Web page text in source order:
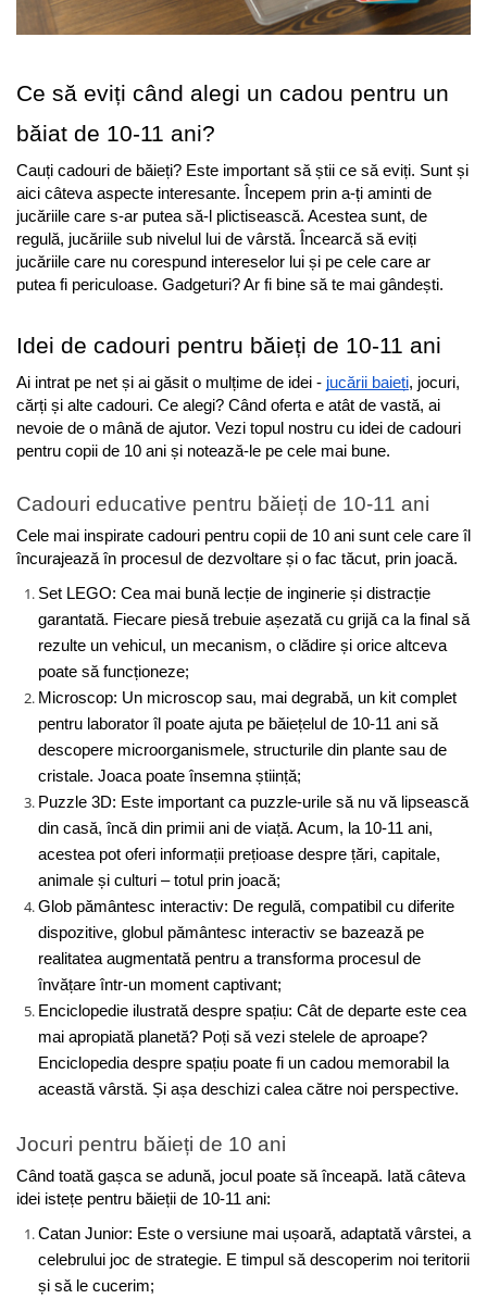
Ce să eviți când alegi un cadou pentru un
băiat de 10-11 ani?
Cauți cadouri de băieți? Este important să știi ce să eviți. Sunt și
aici câteva aspecte interesante. Începem prin a-ți aminti de
jucăriile care s-ar putea să-l plictisească. Acestea sunt, de
regulă, jucăriile sub nivelul lui de vârstă. Încearcă să eviți
jucăriile care nu corespund intereselor lui și pe cele care ar
putea fi periculoase. Gadgeturi? Ar fi bine să te mai gândești.
Idei de cadouri pentru băieți de 10-11 ani
Ai intrat pe net și ai găsit o mulțime de idei - jucării baieți, jocuri,
cărți și alte cadouri. Ce alegi? Când oferta e atât de vastă, ai
nevoie de o mână de ajutor. Vezi topul nostru cu idei de cadouri
pentru copii de 10 ani și notează-le pe cele mai bune.
Cadouri educative pentru băieți de 10-11 ani
Cele mai inspirate cadouri pentru copii de 10 ani sunt cele care îl
încurajează în procesul de dezvoltare și o fac tăcut, prin joacă.
Set LEGO: Cea mai bună lecție de inginerie și distracție
garantată. Fiecare piesă trebuie așezată cu grijă ca la final să
rezulte un vehicul, un mecanism, o clădire și orice altceva
poate să funcționeze;
Microscop: Un microscop sau, mai degrabă, un kit complet
pentru laborator îl poate ajuta pe băiețelul de 10-11 ani să
descopere microorganismele, structurile din plante sau de
cristale. Joaca poate însemna știință;
Puzzle 3D: Este important ca puzzle-urile să nu vă lipsească
din casă, încă din primii ani de viață. Acum, la 10-11 ani,
acestea pot oferi informații prețioase despre țări, capitale,
animale și culturi – totul prin joacă;
Glob pământesc interactiv: De regulă, compatibil cu diferite
dispozitive, globul pământesc interactiv se bazează pe
realitatea augmentată pentru a transforma procesul de
învățare într-un moment captivant;
Enciclopedie ilustrată despre spațiu: Cât de departe este cea
mai apropiată planetă? Poți să vezi stelele de aproape?
Enciclopedia despre spațiu poate fi un cadou memorabil la
această vârstă. Și așa deschizi calea către noi perspective.
Jocuri pentru băieți de 10 ani
Când toată gașca se adună, jocul poate să înceapă. Iată câteva
idei istețe pentru băieții de 10-11 ani:
Catan Junior: Este o versiune mai ușoară, adaptată vârstei, a
celebrului joc de strategie. E timpul să descoperim noi teritorii
și să le cucerim;